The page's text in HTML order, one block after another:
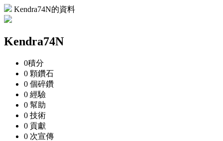
Kendra74N的資料
Kendra74N
0積分
0 顆鑽石
0 個碎鑽
0 經驗
0 幫助
0 技術
0 貢獻
0 次宣傳